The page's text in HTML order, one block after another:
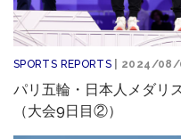
SPORTS REPORTS | 2024/08/
パリ五輪・日本人メダリ
（大会9日目②）